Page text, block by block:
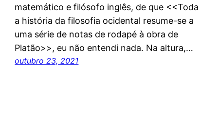
matemático e filósofo inglês, de que <<Toda
a história da filosofia ocidental resume-se a
uma série de notas de rodapé à obra de
Platão>>, eu não entendi nada. Na altura,…
outubro 23, 2021